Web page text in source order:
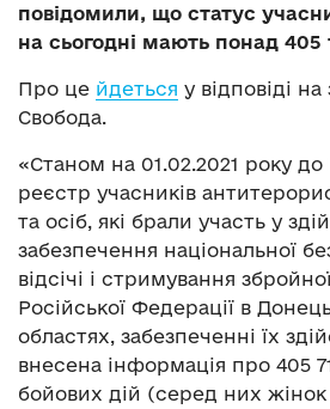
повідомили, що статус
на сьогодні мають понад
Про це йдеться у відповіді
Свобода.
«Станом на 01.02.2021 року
реєстр учасників
та осіб, які брали участь у
забезпечення національної
відсічі і стримування
Російської Федерації в
областях, забезпеченні їх
внесена інформація про 405
бойових дій (серед них жінок